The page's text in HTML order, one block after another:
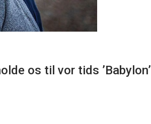
os til vor tids ’Babylon’